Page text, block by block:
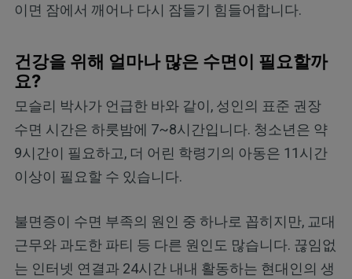
이면 잠에서 깨어나 다시 잠들기 힘들어합니다.
건강을 위해 얼마나 많은 수면이 필요할까
요?
모슬리 박사가 언급한 바와 같이, 성인의 표준 권장
수면 시간은 하룻밤에 7~8시간입니다. 청소년은 약
9시간이 필요하고, 더 어린 학령기의 아동은 11시간
이상이 필요할 수 있습니다.
불면증이 수면 부족의 원인 중 하나로 꼽히지만, 교대
근무와 과도한 파티 등 다른 원인도 많습니다. 끊임없
는 인터넷 연결과 24시간 내내 활동하는 현대인의 생